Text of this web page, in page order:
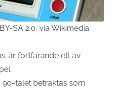
SA 2.0, via Wikimedia
är fortfarande ett av
90-talet betraktas som